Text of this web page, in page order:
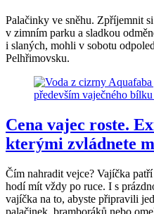
Palačinky ve sněhu. Zpříjemnit
v zimním parku a sladkou
i slaných, mohli v sobotu
Pelhřimovsku.
Cena vajec roste.
kterými zvládnete
Čím nahradit vejce? Vajíčka
hodí mít vždy po ruce. I s
vajíčka na to, abyste připravili
palačinek, bramboráků nebo